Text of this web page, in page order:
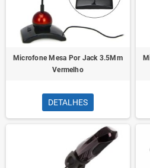
Microfone Mesa Por Jack 3.5Mm
Vermelho
DETALHES